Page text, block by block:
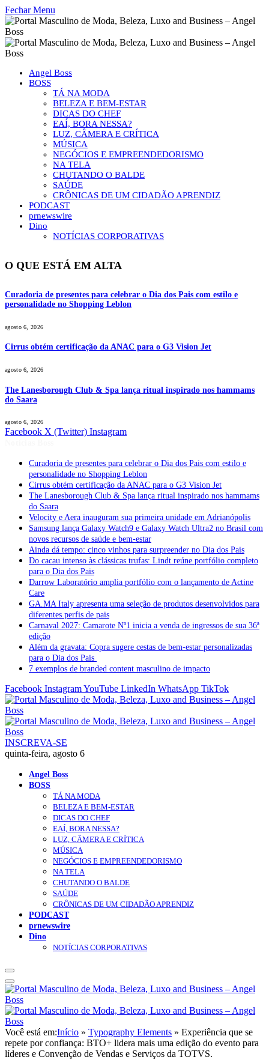
Fechar Menu
Angel Boss
BOSS
TÁ NA MODA
BELEZA E BEM-ESTAR
DICAS DO CHEF
EAÍ, BORA NESSA?
LUZ, CÂMERA E CRÍTICA
MÚSICA
NEGÓCIOS E EMPREENDEDORISMO
NA TELA
CHUTANDO O BALDE
SAÚDE
CRÔNICAS DE UM CIDADÃO APRENDIZ
PODCAST
prnewswire
Dino
NOTÍCIAS CORPORATIVAS
O QUE ESTÁ EM ALTA
Curadoria de presentes para celebrar o Dia dos Pais com estilo e
personalidade no Shopping Leblon
agosto 6, 2026
Cirrus obtém certificação da ANAC para o G3 Vision Jet
agosto 6, 2026
The Lanesborough Club & Spa lança ritual inspirado nos hammams
do Saara
agosto 6, 2026
Facebook X (Twitter) Instagram
Curadoria de presentes para celebrar o Dia dos Pais com estilo e
personalidade no Shopping Leblon
Cirrus obtém certificação da ANAC para o G3 Vision Jet
The Lanesborough Club & Spa lança ritual inspirado nos hammams
do Saara
Velocity e Aera inauguram sua primeira unidade em Adrianópolis
Samsung lança Galaxy Watch9 e Galaxy Watch Ultra2 no Brasil com
novos recursos de saúde e bem-estar
Ainda dá tempo: cinco vinhos para surpreender no Dia dos Pais
Do cacau intenso às clássicas trufas: Lindt reúne portfólio completo
para o Dia dos Pais
Darrow Laboratório amplia portfólio com o lançamento de Actine
Care
GA.MA Italy apresenta uma seleção de produtos desenvolvidos para
diferentes perfis de pais
Carnaval 2027: Camarote Nº1 inicia a venda de ingressos de sua 36ª
edição
Além da gravata: Copra sugere cestas de bem-estar personalizadas
para o Dia dos Pais
7 exemplos de branded content masculino de impacto
Facebook InstagramYouTube LinkedIn WhatsApp TikTok
INSCREVA-SE
quinta-feira, agosto 6
Angel Boss
BOSS
TÁ NA MODA
BELEZA E BEM-ESTAR
DICAS DO CHEF
EAÍ, BORA NESSA?
LUZ, CÂMERA E CRÍTICA
MÚSICA
NEGÓCIOS E EMPREENDEDORISMO
NA TELA
CHUTANDO O BALDE
SAÚDE
CRÔNICAS DE UM CIDADÃO APRENDIZ
PODCAST
prnewswire
Dino
NOTÍCIAS CORPORATIVAS
Você está em:Início » Typography Elements » Experiência que se
repete por confiança: BTO+ lidera mais uma edição do evento para
líderes e Convenção de Vendas e Serviços da TOTVS.